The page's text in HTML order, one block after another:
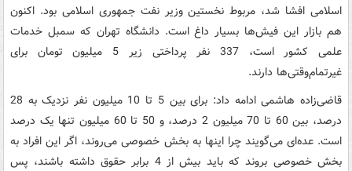
اسلامی افشا شد، مربوط نخستین وزیر نفت جمهوری اسلامی بود. اکنون
هم بازار این فیش‌ها بسیار داغ است. دانشگاه تهران که سمبل خدمات
علمی کشور است، 337 نفر پرداختی زیر 5 میلیون تومان برای
غیرتمام‌وقتی‌ها دارند.
قاضی‌زاده هاشمی ادامه داد: برای بین 5 تا 10 میلیون نفر نزدیک به 28
درصد، بین 60 تا 70 میلیون 2 درصد، و 50 تا 60 میلیون تنها یک درصد
است. عده‌ای می‌گویند چرا اینها به بخش خصوصی می‌روند، اگر این افراد به
بخش خصوصی بروند که باید بیش از 4 برابر حقوق داشته باشند، پس